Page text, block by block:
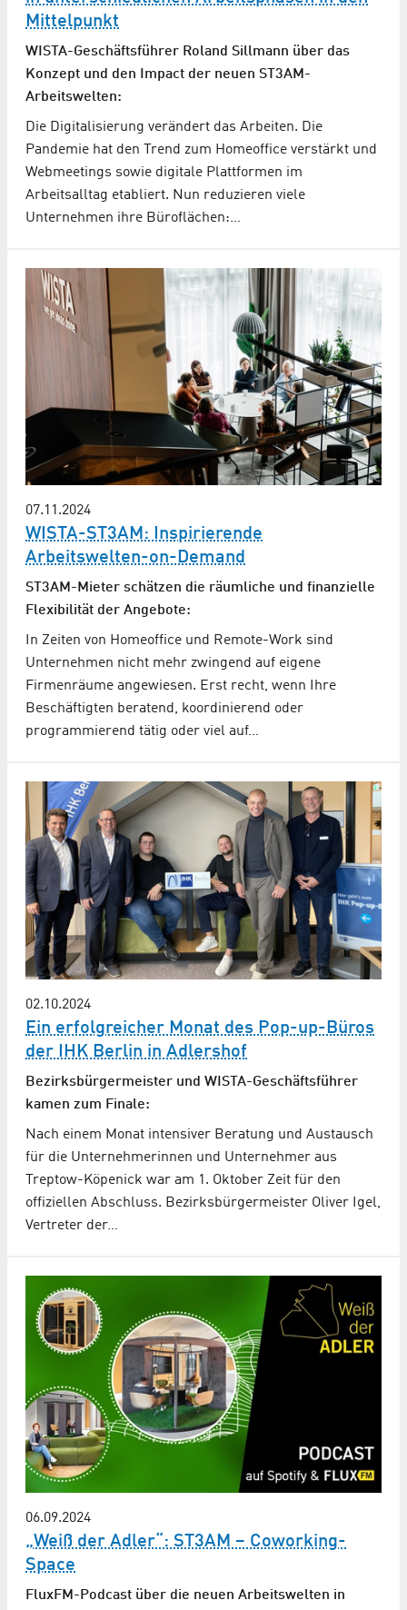
Mittelpunkt
WISTA-Geschäftsführer Roland Sillmann über das
Konzept und den Impact der neuen ST3AM-
Arbeitswelten:
Die Digitalisierung verändert das Arbeiten. Die
Pandemie hat den Trend zum Homeoffice verstärkt und
Webmeetings sowie digitale Plattformen im
Arbeitsalltag etabliert. Nun reduzieren viele
Unternehmen ihre Büroflächen:…
07.11.2024
WISTA-ST3AM: Inspirierende
Arbeitswelten-on-Demand
ST3AM-Mieter schätzen die räumliche und finanzielle
Flexibilität der Angebote:
In Zeiten von Homeoffice und Remote-Work sind
Unternehmen nicht mehr zwingend auf eigene
Firmenräume angewiesen. Erst recht, wenn Ihre
Beschäftigten beratend, koordinierend oder
programmierend tätig oder viel auf…
02.10.2024
Ein erfolgreicher Monat des Pop-up-Büros
der IHK Berlin in Adlershof
Bezirksbürgermeister und WISTA-Geschäftsführer
kamen zum Finale:
Nach einem Monat intensiver Beratung und Austausch
für die Unternehmerinnen und Unternehmer aus
Treptow-Köpenick war am 1. Oktober Zeit für den
offiziellen Abschluss. Bezirksbürgermeister Oliver Igel,
Vertreter der…
06.09.2024
„Weiß der Adler“: ST3AM – Coworking-
Space
FluxFM-Podcast über die neuen Arbeitswelten in